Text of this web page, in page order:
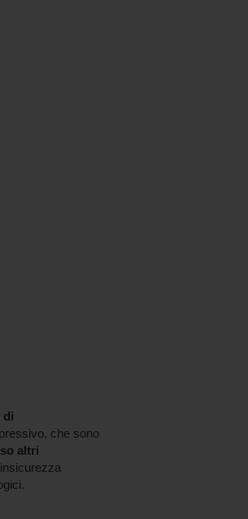
di
che sono
altri